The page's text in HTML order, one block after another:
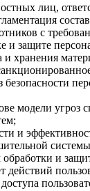
лиц,
с
и защите
хранения
модели угроз
и
обработки и